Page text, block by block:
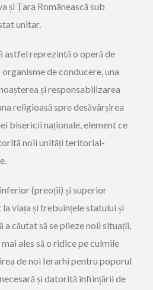
și Țara Românească sub
unitar.
reprezintă o operă de
de conducere, una
și responsabilizarea
religioasă spre desăvârșirea
bisericii naționale, element ce
noii unități teritorial-
(preoții) și superior
viața și trebuințele statului și
a căutat să se plieze noii situații,
ales să o ridice pe culmile
de noi Ierarhi pentru poporul
și datorită înființării de